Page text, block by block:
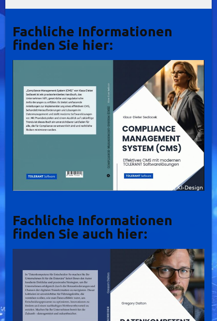
Fachliche Informationen
finden Sie hier:
Fachliche Informationen
finden Sie auch hier: